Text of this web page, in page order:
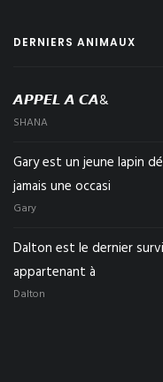
DERNIERS ANIMAUX
𝘼𝙋𝙋𝙀𝙇 𝘼 𝘾𝘼&
SHANA
Gary est un jeune lapin
jamais une occasi
Gary
Dalton est le dernier
appartenant à
Dalton